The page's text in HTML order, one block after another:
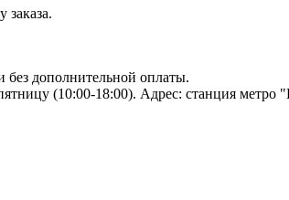
без дополнительной оплаты.
(10:00-18:00). Адрес: станция метро